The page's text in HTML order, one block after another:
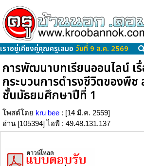
เราอยู่เคียงคู่คุณครูเสมอ วันที่ 9 ส.ค. 2569
การพัฒนาบทเรียนออนไลน์ เ
กระบวนการดำรงชีวิตของพืช
ชั้นมัธยมศึกษาปีที่ 1
โพสต์โดย kru bee : [14 มี.ค. 2559]
อ่าน [105394] ไอพี : 49.48.131.137